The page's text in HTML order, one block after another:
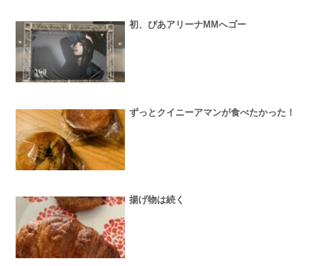
初、ぴあアリーナMMへゴー
ずっとクイニーアマンが食べたかった！
揚げ物は続く